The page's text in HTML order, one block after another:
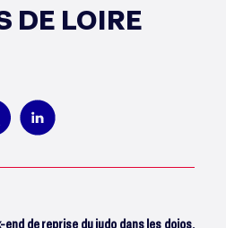
DE LOIRE
end de reprise du judo dans les dojos,